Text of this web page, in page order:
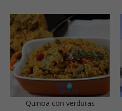
Quinoa con verduras